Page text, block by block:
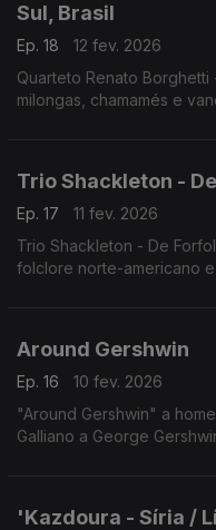
Sul, Brasil
Ep. 18
12 fev. 2026
Quarteto Renato Borghetti
milongas, chamamés e
Trio Shackleton -
Ep. 17
11 fev. 2026
Trio Shackleton - De
folclore norte-americano
Around Gershwin
Ep. 16
10 fev. 2026
"Around Gershwin" a
Galliano a George
'Kazdoura - Síria /